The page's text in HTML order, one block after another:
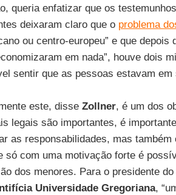
queria enfatizar que os
deixaram claro que o problema
ou centro-europeu” e que
em nada”, houve dois
sentir que as pessoas estavam
este, disse Zollner, é um dos
legais são importantes, é
as responsabilidades, mas
só com uma motivação forte é
dos menores. Para o presidente do
Universidade Gregoriana,